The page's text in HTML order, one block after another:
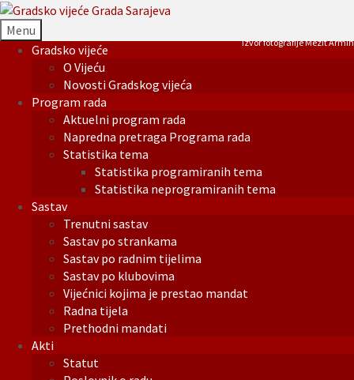
Menu
Gradsko vijeće
O Vijeću
Novosti Gradskog vijeća
Program rada
Aktuelni program rada
Napredna pretraga Programa rada
Statistika tema
Statistika programiranih tema
Statistika neprogramiranih tema
Sastav
Trenutni sastav
Sastav po strankama
Sastav po radnim tijelima
Sastav po klubovima
Vijećnici kojima je prestao mandat
Radna tijela
Prethodni mandati
Akti
Statut
Izvor fotografije Mezit Armin